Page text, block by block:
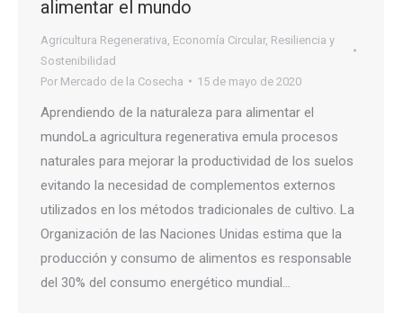
alimentar el mundo
Agricultura Regenerativa Economía Circular, Resiliencia y
Sostenibilidad
Por Mercado de la Cosecha 15 de mayo de 2020
Aprendiendo de la naturaleza para alimentar el
mundoLa agricultura regenerativa emula procesos
naturales para mejorar la productividad de los suelos
evitando la necesidad de complementos externos
utilizados en los métodos tradicionales de cultivo. La
Organización de las Naciones Unidas estima que la
producción y consumo de alimentos es responsable
del 30% del consumo energético mundial…